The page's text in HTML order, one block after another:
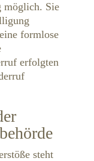
möglich. Sie
formlose
erfolgten
steht